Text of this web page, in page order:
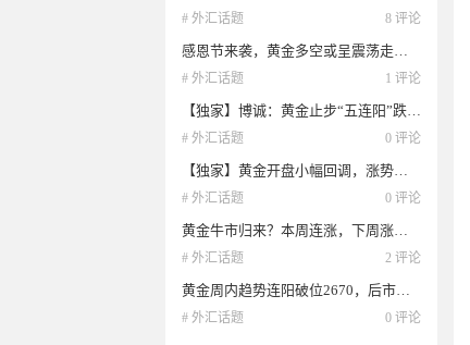
# 外汇话题 8 评论
感恩节来袭，黄金多空或呈震荡走势，日内走势分析
# 外汇话题 1 评论
【独家】博诚：黄金止步“五连阳”跌势重启？能否有延续呢？日内走势分析
# 外汇话题 0 评论
【独家】黄金开盘小幅回调，涨势被压制了？日内走势分析
# 外汇话题 0 评论
黄金牛市归来？本周连涨，下周涨势能否延续？下周走势分析
# 外汇话题 2 评论
黄金周内趋势连阳破位2670，后市还有新高吗？日内走势分析
# 外汇话题 0 评论